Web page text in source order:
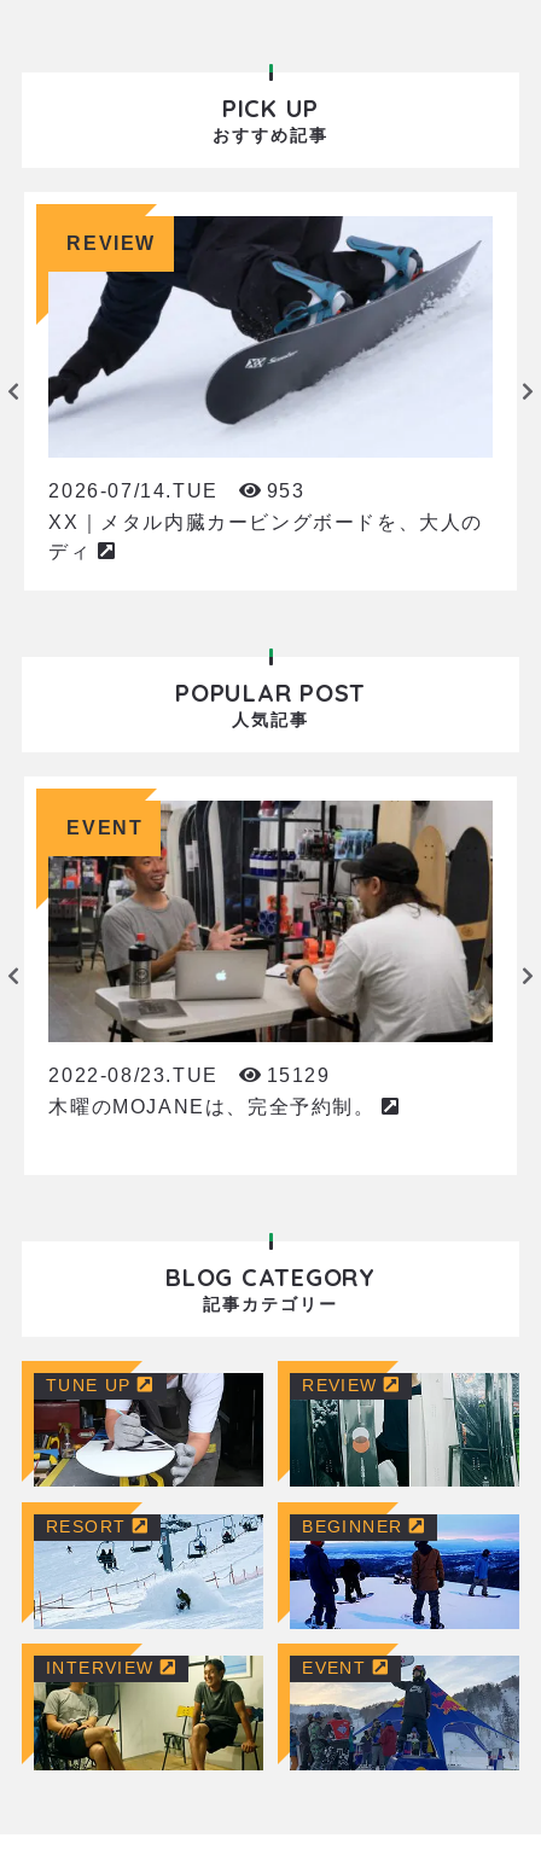
PICK UP
おすすめ記事
REVIEW
2026-07/14.TUE
953
XX｜メタル内臓カービングボードを、大人の
ディ
POPULAR POST
人気記事
EVENT
2022-08/23.TUE
15129
木曜のMOJANEは、完全予約制。
BLOG CATEGORY
記事カテゴリー
TUNE UP REVIEW
RESORT BEGINNER
INTERVIEW EVENT